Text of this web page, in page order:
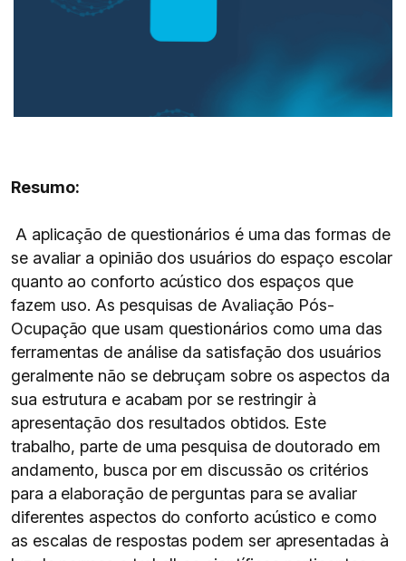
Resumo:
A aplicação de questionários é uma das formas de
se avaliar a opinião dos usuários do espaço escolar
quanto ao conforto acústico dos espaços que
fazem uso. As pesquisas de Avaliação Pós-
Ocupação que usam questionários como uma das
ferramentas de análise da satisfação dos usuários
geralmente não se debruçam sobre os aspectos da
sua estrutura e acabam por se restringir à
apresentação dos resultados obtidos. Este
trabalho, parte de uma pesquisa de doutorado em
andamento, busca por em discussão os critérios
para a elaboração de perguntas para se avaliar
diferentes aspectos do conforto acústico e como
as escalas de respostas podem ser apresentadas à